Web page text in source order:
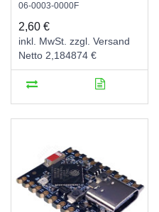
Prozesser, 160 MHz, 4
MB Flash, 400 KB
SRAM, 384 KB ROM,
3,3 V, WiFi, Bluetooth
5.0 LE
06-0003-0000F
2,60 €
inkl. MwSt. zzgl. Versand
Netto 2,184874 €